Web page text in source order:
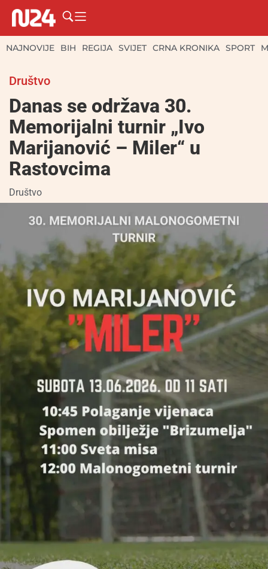
NAJNOVIJE BIH REGIJA SVIJET CRNA KRONIKA SPORT
Društvo
Danas se održava 30.
Memorijalni turnir „Ivo
Marijanović – Miler“ u
Rastovcima
Društvo